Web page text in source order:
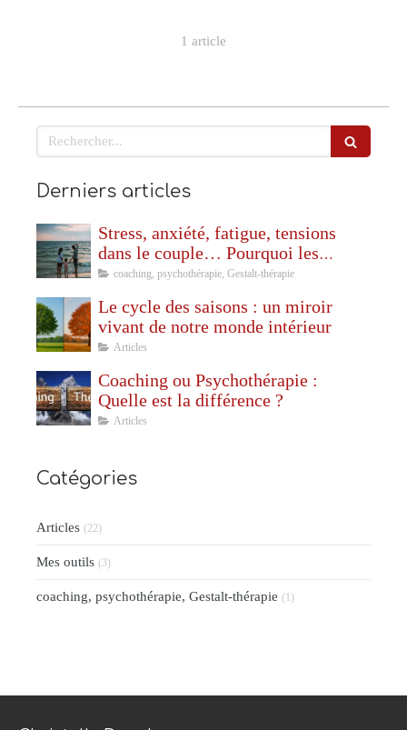
1 article
Rechercher
Derniers articles
Stress, anxiété, fatigue, tensions
dans le couple… Pourquoi les
vacances ne sont pas toujours
coaching, psychothérapie, Gestalt-thérapie
Le cycle des saisons : un miroir
vivant de notre monde intérieur
Articles
Coaching ou Psychothérapie :
Quelle est la différence ?
Articles
Catégories
Articles (22)
Mes outils (3)
coaching, psychothérapie, Gestalt-thérapie (1)